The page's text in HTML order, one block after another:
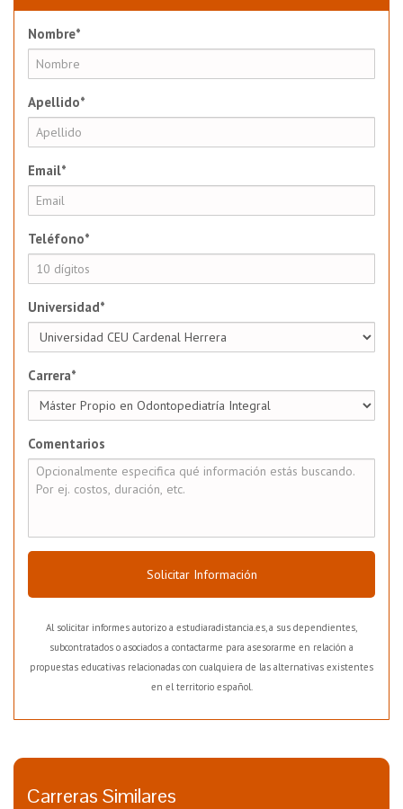
Nombre*
Apellido*
Email*
Teléfono*
Universidad*
Carrera*
Comentarios
Solicitar Información
Al solicitar informes autorizo a estudiaradistancia.es, a sus dependientes,
subcontratados o asociados a contactarme para asesorarme en relación a
propuestas educativas relacionadas con cualquiera de las alternativas existentes
en el territorio español.
Carreras Similares